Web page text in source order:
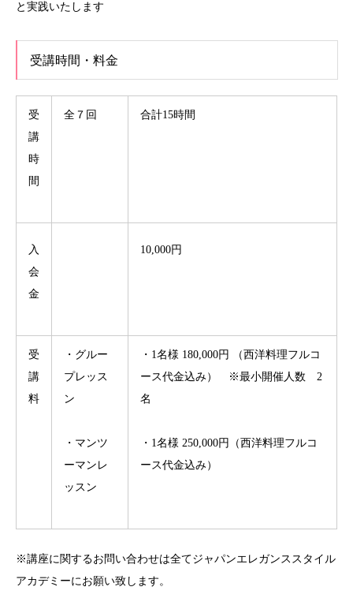
と実践いたします
受講時間・料金
受
講
時
間
全７回 合計15時間
入
会
金
10,000円
受
講
料
・グルー
プレッス
ン
・マンツ
ーマンレ
ッスン
・1名様 180,000円 （西洋料理フルコ
ース代金込み） ※最小開催人数 2
名
・1名様 250,000円（西洋料理フルコ
ース代金込み）
※講座に関するお問い合わせは全てジャパンエレガンススタイル
アカデミーにお願い致します。